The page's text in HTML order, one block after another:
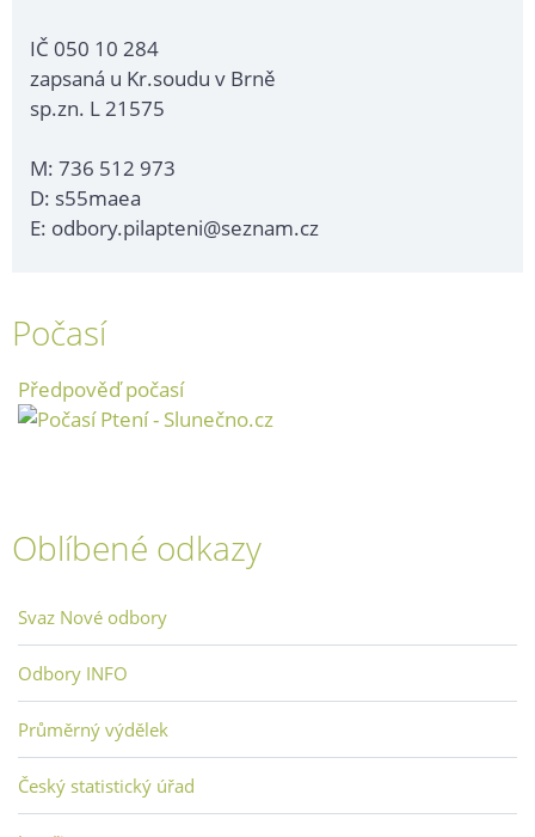
IČ 050 10 284
zapsaná u Kr.soudu v Brně
sp.zn. L 21575
M: 736 512 973
D: s55maea
E: odbory.pilapteni@seznam.cz
Počasí
Předpověď počasí
Oblíbené odkazy
Svaz Nové odbory
Odbory INFO
Průměrný výdělek
Český statistický úřad